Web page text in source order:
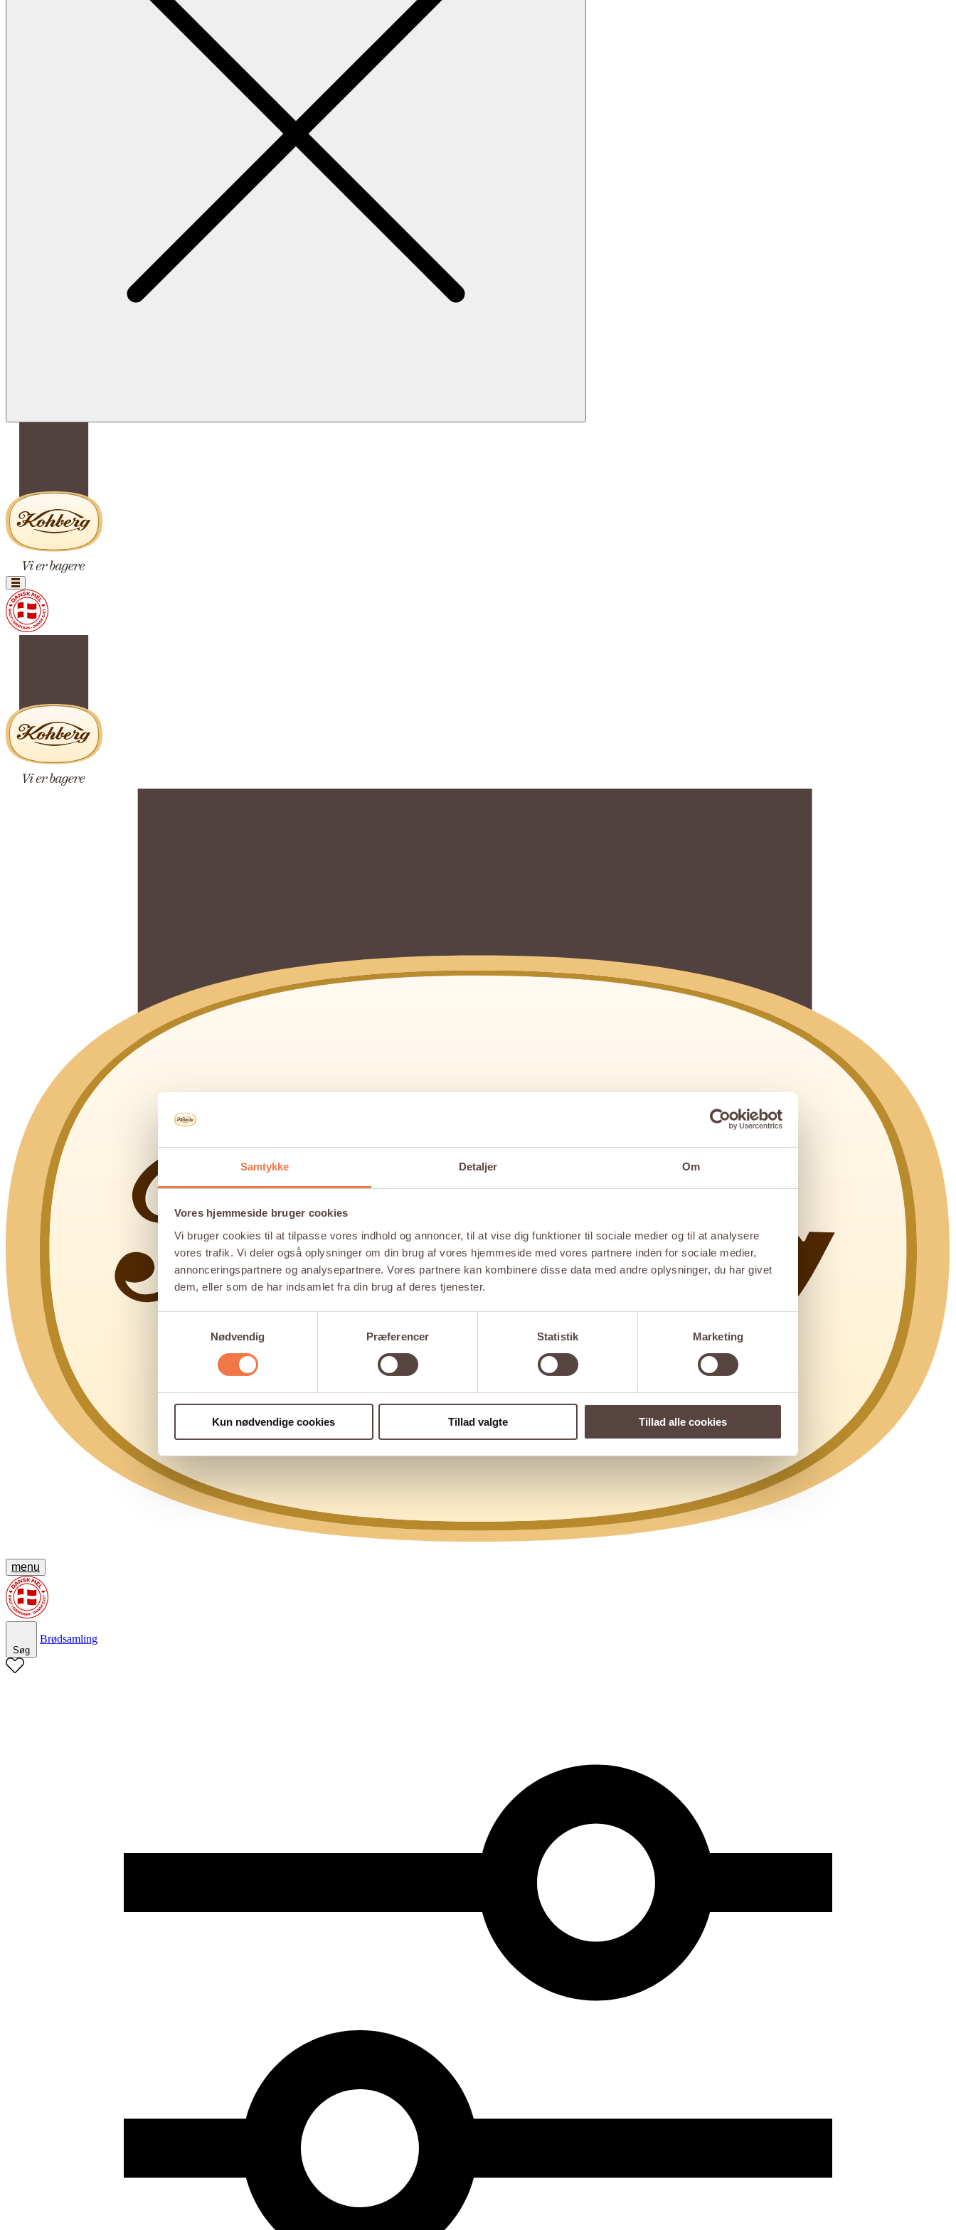
Samtykke Detaljer Om
Vores hjemmeside bruger cookies
Vi bruger cookies til at tilpasse vores indhold og annoncer, til at vise dig funktioner til sociale medier og til at analysere
vores trafik. Vi deler også oplysninger om din brug af vores hjemmeside med vores partnere inden for sociale medier,
annonceringspartnere og analysepartnere. Vores partnere kan kombinere disse data med andre oplysninger, du har givet
dem, eller som de har indsamlet fra din brug af deres tjenester.
Nødvendig
Præferencer Statistik Marketing
Kun nødvendige cookies Tillad valgte Tillad alle cookies
menu
Søg
Brødsamling